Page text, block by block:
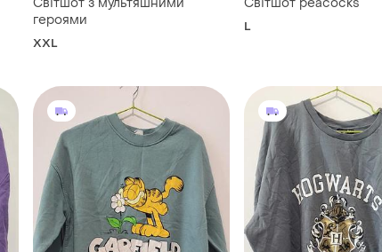
героями
XXL
L